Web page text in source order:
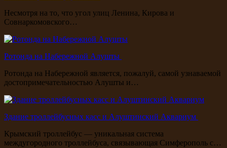
Несмотря на то, что угол улиц Ленина, Кирова и
Совнаркомовского…
Ротонда на Набережной Алушты
Ротонда на Набережной является, пожалуй, самой узнаваемой
достопримечательностью Алушты и…
Здание троллейбусных касс и Алуштинский Аквариум
Крымский троллейбус — уникальная система
междугородного троллейбуса, связывающая Симферополь с…